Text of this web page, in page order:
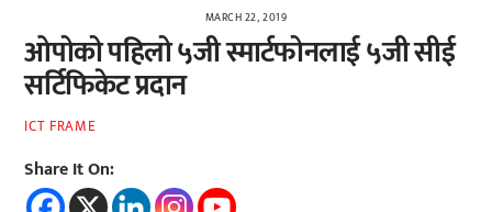
MARCH 22, 2019
ओपोको पहिलो ५जी स्मार्टफोनलाई ५जी सीई
सर्टिफिकेट प्रदान
ICT FRAME
Share It On: